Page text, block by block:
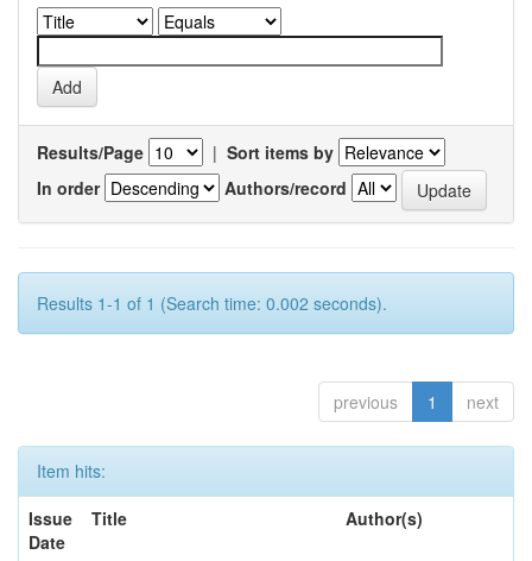
Results/Page | Sort items by
In order
Authors/record
Results 1-1 of 1 (Search time: 0.002 seconds).
previous 1 next
Item hits:
Issue
Date
Title Author(s)